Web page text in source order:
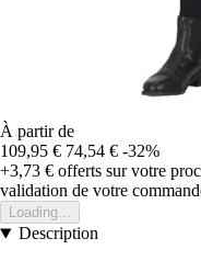
À partir de
109,95 € 74,54 € -32%
+3,73 € offerts sur votre
validation de votre
Loading...
Description